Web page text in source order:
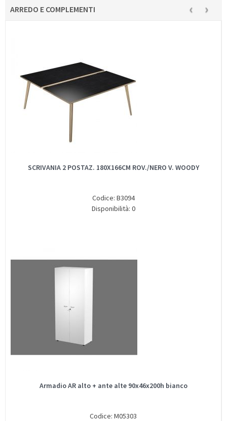
ARREDO E COMPLEMENTI ‹ ›
SCRIVANIA 2 POSTAZ. 180X166CM ROV./NERO V. WOODY
Codice: B3094
Disponibilità: 0
Armadio AR alto + ante alte 90x46x200h bianco
Codice: M05303